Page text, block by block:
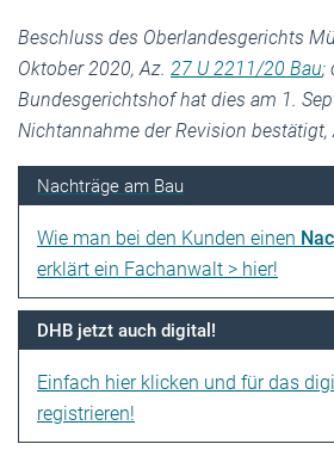
Beschluss des Oberlandesgerichts
Oktober 2020, Az. 27 U 2211/20 Bau;
Bundesgerichtshof hat dies am 1.
Nichtannahme der Revision bestätigt,
Nachträge am Bau
Wie man bei den Kunden einen
erklärt ein Fachanwalt > hier!
DHB jetzt auch digital!
Einfach hier klicken und für das
registrieren!